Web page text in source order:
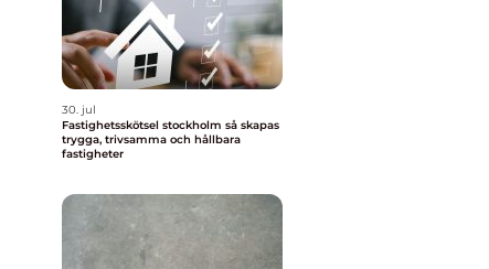
30. jul
Fastighetsskötsel stockholm så skapas
trygga, trivsamma och hållbara
fastigheter